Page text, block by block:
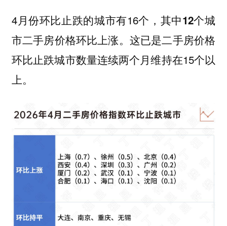
4月份环比止跌的城市有16个， 其中12个城
市二手房价格环比上涨。 这已是二手房价格
环比止跌城市数量连续两个月维持在15个以
上。